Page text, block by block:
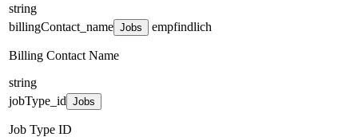
string
billingContact_name Jobs empfindlich
Billing Contact Name
string
jobType_id Jobs
Job Type ID